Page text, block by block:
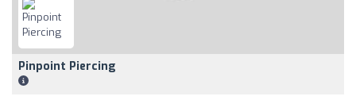
Pinpoint Piercing